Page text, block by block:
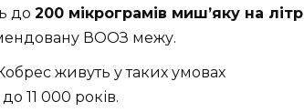
до 200 мікрограмів миш’яку на літр
ВООЗ межу.
живуть у таких умовах
11 000 років.